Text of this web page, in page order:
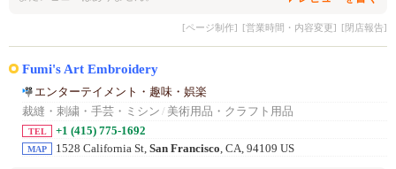
[ページ制作] [営業時間・内容変更] [閉店報告]
Fumi's Art Embroidery
エンターテイメント・趣味・娯楽
裁縫・刺繍・手芸・ミシン / 美術用品・クラフト用品
TEL +1 (415) 775-1692
MAP 1528 California St, San Francisco, CA, 94109 US